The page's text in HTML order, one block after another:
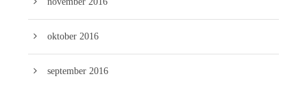
oktober 2016
september 2016